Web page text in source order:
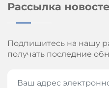
Рассылка
Подпишитесь на нашу
получать последние